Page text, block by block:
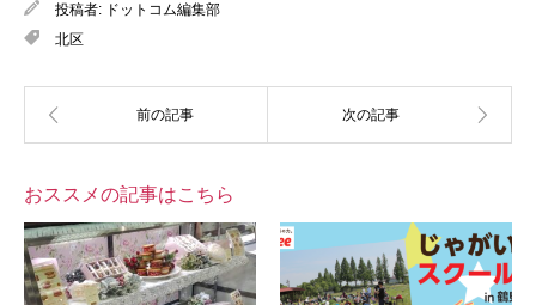
投稿者: ドットコム編集部
北区
おススメの記事はこちら